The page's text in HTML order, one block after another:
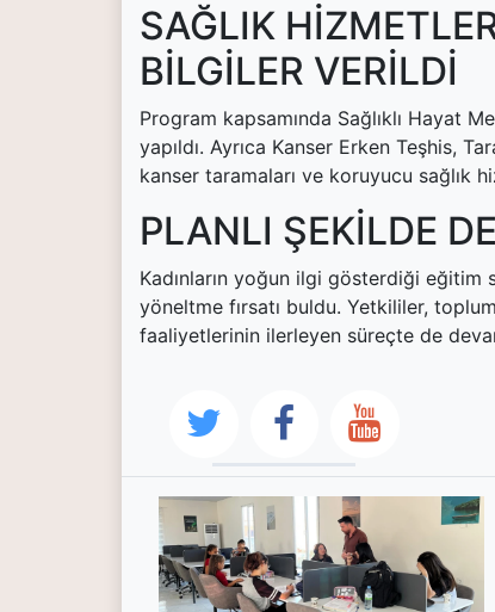
SAĞLIK
BİLGİLER VERİLDİ
Program kapsamında Sağlıklı Hayat
yapıldı. Ayrıca Kanser Erken Teşhis,
kanser taramaları ve koruyucu sağlık
PLANLI ŞEKİLDE
Kadınların yoğun ilgi gösterdiği eğitim
yöneltme fırsatı buldu. Yetkililer,
faaliyetlerinin ilerleyen süreçte de